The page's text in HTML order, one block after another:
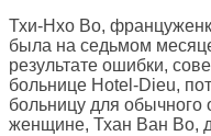
Тхи-Нхо Во,
была на седьмом
результате ошибки,
больнице Hotel-Dieu,
больницу для обычного
женщине, Тхан Ван Во,